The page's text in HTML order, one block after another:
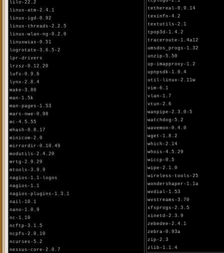
lilo-22.2
linux-atm-2.4.1
linux-igd-0.92
linux-threads-2.2.5
linux-wlan-ng-0.2.0
linuxwias-0.51
logrotate-3.6.5-2
lpr-drivers
lrzsz-0.12.20
lufs-0.9.6
lynx-2.8.4
make-3.80
man-1.5k
man-pages-1.53
mars-nwe-0.98
mc-4.5.55
mhash-0.8.17
minicom-2.0
mirrordir-0.10.49
modutils-2.4.20
mrtg-2.9.29
mtools-3.9.9
nagios-1.1-logos
nagios-1.1
nagios-plugins-1.3.1
nail-10.1
nano-1.0.9
nc-1.10
ncftp-3.1.5
ncpfs-2.0.10
ncurses-5.2
nessus-core-2.0.7
tethereal-0.9.14
texinfo-4.2
textutils-2.1
tpop3d-1.4.2
traceroute-1.4a12
umsdos_progs-1.32
unzip-5.50
up-imapproxy-1.2
upnpsdk-1.0.4
util-linux-2.11w
vim-6.1
vlan-1.7
vtun-2.6
wanpipe-2.3.0-5
watchdog-5.2
wavemon-0.4.0
wget-1.8.2
which-2.14
whois-4.5.29
wiccp-0.5
wipe-2.1.0
wireless-tools-25
wondershaper-1.1a
wvdial-1.53
wvstreams-3.70
xfsprogs-2.3.5
xinetd-2.3.9
zebedee-2.4.1
zebra-0.93a
zip-2.3
zlib-1.1.4